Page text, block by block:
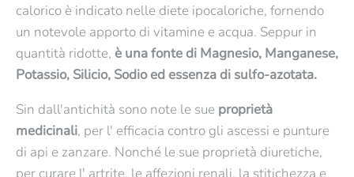
Scopri di più
calorico è indicato nelle diete ipocaloriche, fornendo
un notevole apporto di vitamine e acqua. Seppur in
quantità ridotte, è una fonte di Magnesio, Manganese,
Potassio, Silicio, Sodio ed essenza di sulfo-azotata.
Sin dall'antichità sono note le sue proprietà
medicinali, per l' efficacia contro gli ascessi e punture
di api e zanzare. Nonché le sue proprietà diuretiche,
per curare l' artrite, le affezioni renali, la stitichezza e